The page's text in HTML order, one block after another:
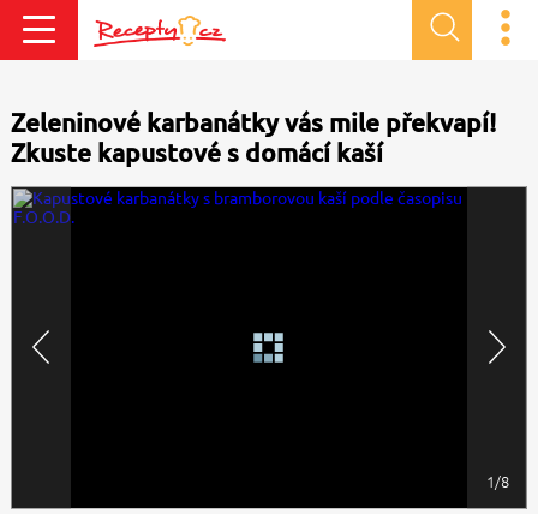
Zeleninové karbanátky vás mile překvapí!
Zkuste kapustové s domácí kaší
1/8